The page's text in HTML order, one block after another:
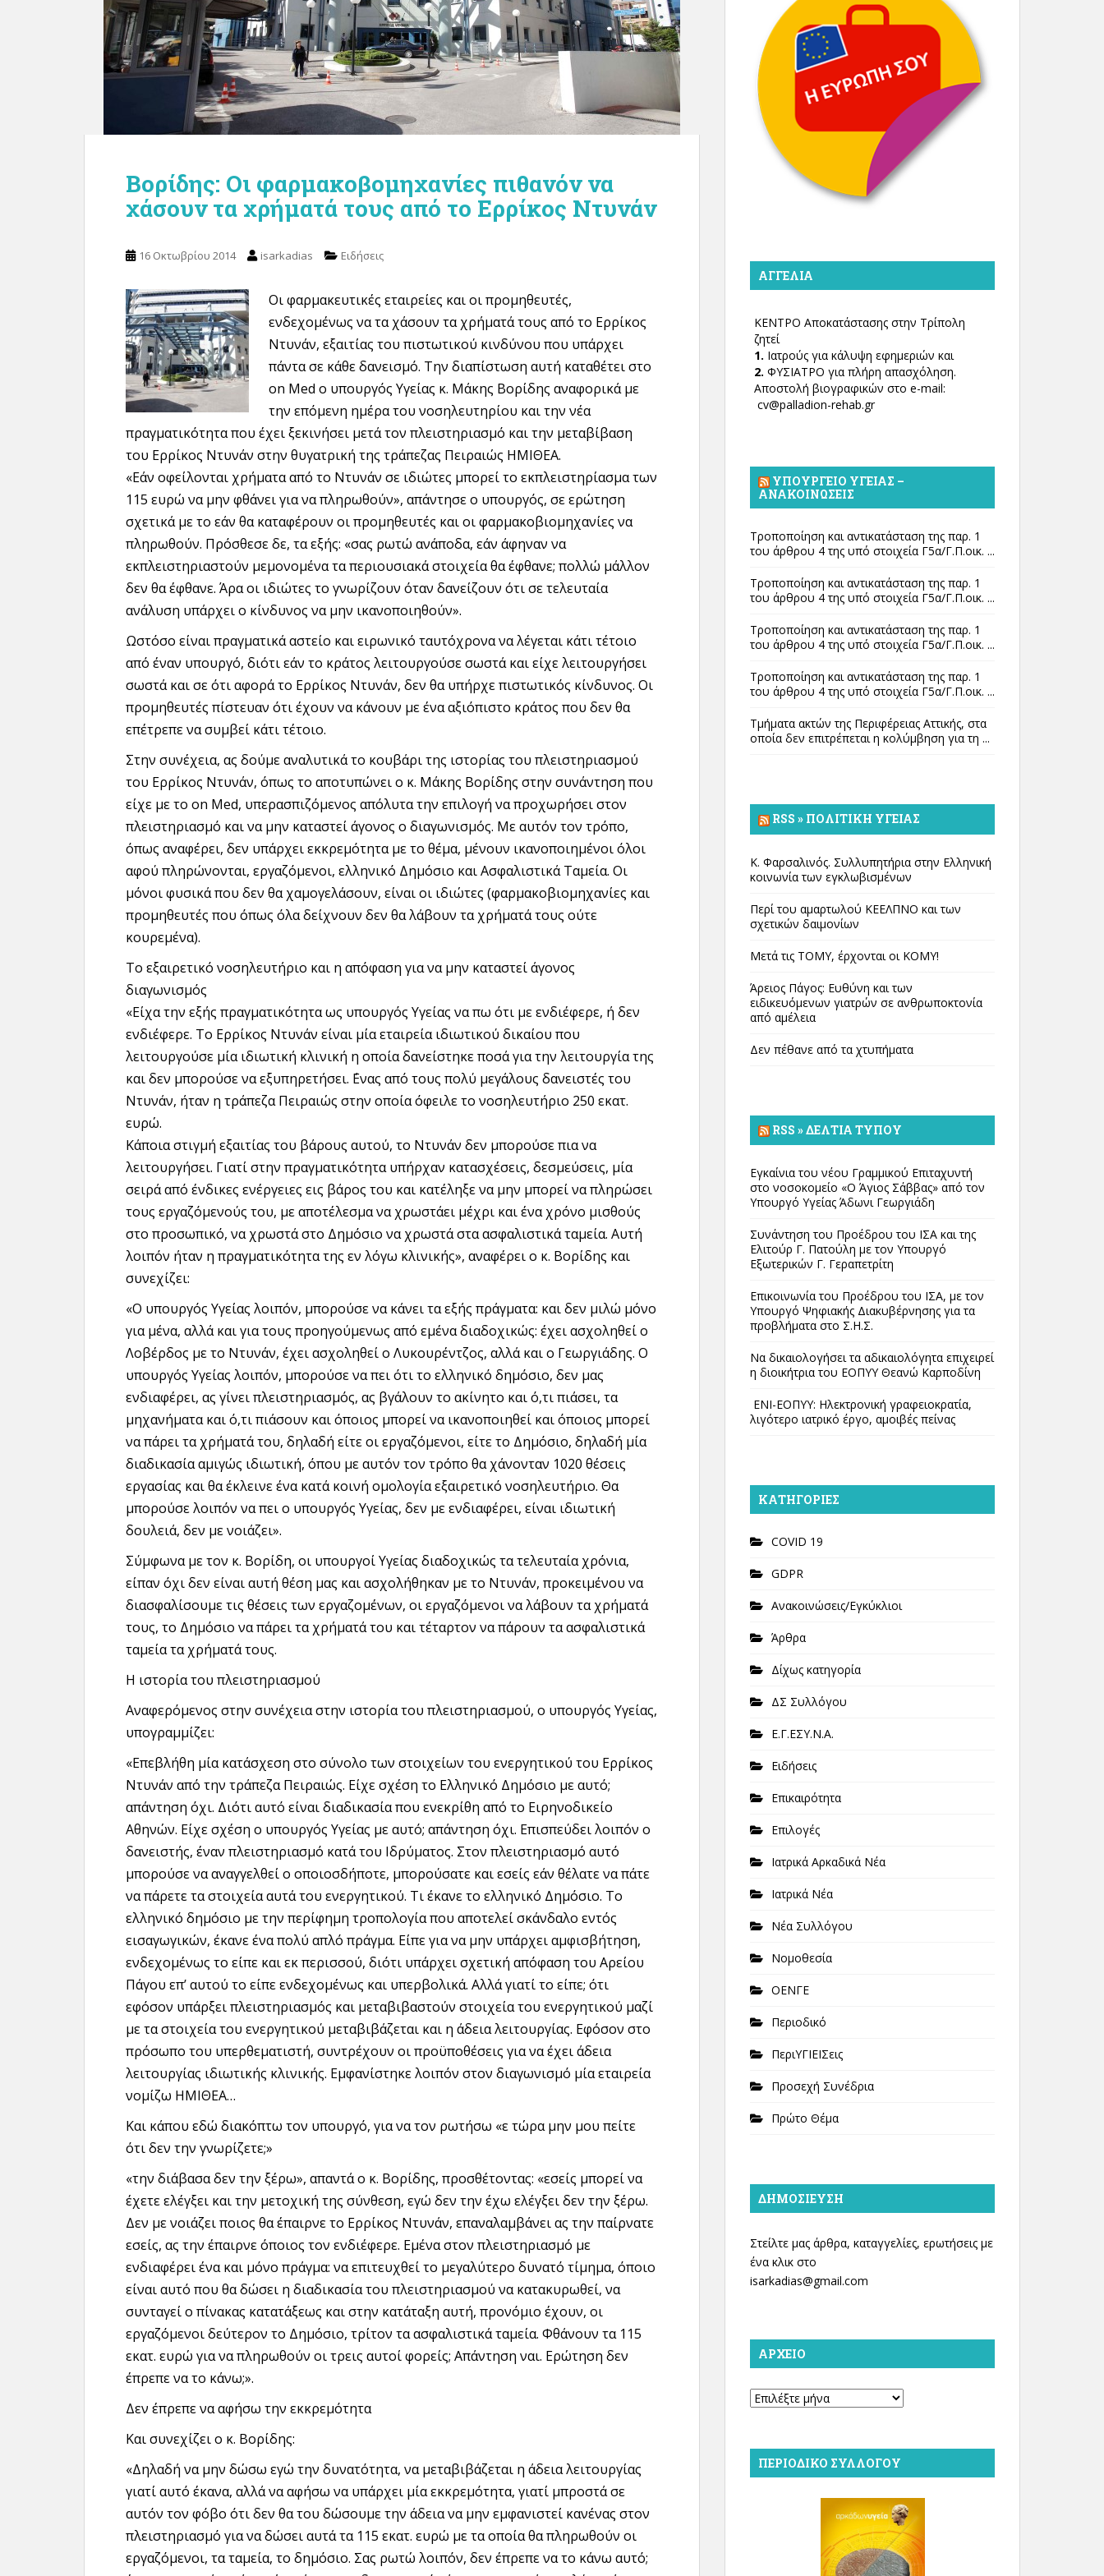
Βορίδης: Οι φαρμακοβομηχανίες πιθανόν να
χάσουν τα χρήματά τους από το Ερρίκος Ντυνάν
16 Οκτωβρίου 2014 isarkadias Ειδήσεις
Οι φαρμακευτικές εταιρείες και οι προμηθευτές,
ενδεχομένως να τα χάσουν τα χρήματά τους από το Ερρίκος
Ντυνάν, εξαιτίας του πιστωτικού κινδύνου που υπάρχει
πάντα σε κάθε δανεισμό. Την διαπίστωση αυτή καταθέτει στο
on Med ο υπουργός Υγείας κ. Μάκης Βορίδης αναφορικά με
την επόμενη ημέρα του νοσηλευτηρίου και την νέα
πραγματικότητα που έχει ξεκινήσει μετά τον πλειστηριασμό και την μεταβίβαση
του Ερρίκος Ντυνάν στην θυγατρική της τράπεζας Πειραιώς ΗΜΙΘΕΑ.
«Εάν οφείλονται χρήματα από το Ντυνάν σε ιδιώτες μπορεί το εκπλειστηρίασμα των
115 ευρώ να μην φθάνει για να πληρωθούν», απάντησε ο υπουργός, σε ερώτηση
σχετικά με το εάν θα καταφέρουν οι προμηθευτές και οι φαρμακοβιομηχανίες να
πληρωθούν. Πρόσθεσε δε, τα εξής: «σας ρωτώ ανάποδα, εάν άφηναν να
εκπλειστηριαστούν μεμονομένα τα περιουσιακά στοιχεία θα έφθανε; πολλώ μάλλον
δεν θα έφθανε. Άρα οι ιδιώτες το γνωρίζουν όταν δανείζουν ότι σε τελευταία
ανάλυση υπάρχει ο κίνδυνος να μην ικανοποιηθούν».
Ωστόσο είναι πραγματικά αστείο και ειρωνικό ταυτόχρονα να λέγεται κάτι τέτοιο
από έναν υπουργό, διότι εάν το κράτος λειτουργούσε σωστά και είχε λειτουργήσει
σωστά και σε ότι αφορά το Ερρίκος Ντυνάν, δεν θα υπήρχε πιστωτικός κίνδυνος. Οι
προμηθευτές πίστευαν ότι έχουν να κάνουν με ένα αξιόπιστο κράτος που δεν θα
επέτρεπε να συμβεί κάτι τέτοιο.
Στην συνέχεια, ας δούμε αναλυτικά το κουβάρι της ιστορίας του πλειστηριασμού
του Ερρίκος Ντυνάν, όπως το αποτυπώνει ο κ. Μάκης Βορίδης στην συνάντηση που
είχε με το on Med, υπερασπιζόμενος απόλυτα την επιλογή να προχωρήσει στον
πλειστηριασμό και να μην καταστεί άγονος ο διαγωνισμός. Με αυτόν τον τρόπο,
όπως αναφέρει, δεν υπάρχει εκκρεμότητα με το θέμα, μένουν ικανοποιημένοι όλοι
αφού πληρώνονται, εργαζόμενοι, ελληνικό Δημόσιο και Ασφαλιστικά Ταμεία. Οι
μόνοι φυσικά που δεν θα χαμογελάσουν, είναι οι ιδιώτες (φαρμακοβιομηχανίες και
προμηθευτές που όπως όλα δείχνουν δεν θα λάβουν τα χρήματά τους ούτε
κουρεμένα).
Το εξαιρετικό νοσηλευτήριο και η απόφαση για να μην καταστεί άγονος
διαγωνισμός
«Είχα την εξής πραγματικότητα ως υπουργός Υγείας να πω ότι με ενδιέφερε, ή δεν
ενδιέφερε. Το Ερρίκος Ντυνάν είναι μία εταιρεία ιδιωτικού δικαίου που
λειτουργούσε μία ιδιωτική κλινική η οποία δανείστηκε ποσά για την λειτουργία της
και δεν μπορούσε να εξυπηρετήσει. ΄Ενας από τους πολύ μεγάλους δανειστές του
Ντυνάν, ήταν η τράπεζα Πειραιώς στην οποία όφειλε το νοσηλευτήριο 250 εκατ.
ευρώ.
Κάποια στιγμή εξαιτίας του βάρους αυτού, το Ντυνάν δεν μπορούσε πια να
λειτουργήσει. Γιατί στην πραγματικότητα υπήρχαν κατασχέσεις, δεσμεύσεις, μία
σειρά από ένδικες ενέργειες εις βάρος του και κατέληξε να μην μπορεί να πληρώσει
τους εργαζόμενούς του, με αποτέλεσμα να χρωστάει μέχρι και ένα χρόνο μισθούς
στο προσωπικό, να χρωστά στο Δημόσιο να χρωστά στα ασφαλιστικά ταμεία. Αυτή
λοιπόν ήταν η πραγματικότητα της εν λόγω κλινικής», αναφέρει ο κ. Βορίδης και
συνεχίζει:
«Ο υπουργός Υγείας λοιπόν, μπορούσε να κάνει τα εξής πράγματα: και δεν μιλώ μόνο
για μένα, αλλά και για τους προηγούμενως από εμένα διαδοχικώς: έχει ασχοληθεί ο
Λοβέρδος με το Ντυνάν, έχει ασχοληθεί ο Λυκουρέντζος, αλλά και ο Γεωργιάδης. Ο
υπουργός Υγείας λοιπόν, μπορούσε να πει ότι το ελληνικό δημόσιο, δεν μας
ενδιαφέρει, ας γίνει πλειστηριασμός, ας βγάλουν το ακίνητο και ό,τι πιάσει, τα
μηχανήματα και ό,τι πιάσουν και όποιος μπορεί να ικανοποιηθεί και όποιος μπορεί
να πάρει τα χρήματά του, δηλαδή είτε οι εργαζόμενοι, είτε το Δημόσιο, δηλαδή μία
διαδικασία αμιγώς ιδιωτική, όπου με αυτόν τον τρόπο θα χάνονταν 1020 θέσεις
εργασίας και θα έκλεινε ένα κατά κοινή ομολογία εξαιρετικό νοσηλευτήριο. Θα
μπορούσε λοιπόν να πει ο υπουργός Υγείας, δεν με ενδιαφέρει, είναι ιδιωτική
δουλειά, δεν με νοιάζει».
Σύμφωνα με τον κ. Βορίδη, οι υπουργοί Υγείας διαδοχικώς τα τελευταία χρόνια,
είπαν όχι δεν είναι αυτή θέση μας και ασχολήθηκαν με το Ντυνάν, προκειμένου να
διασφαλίσουμε τις θέσεις των εργαζομένων, οι εργαζόμενοι να λάβουν τα χρήματά
τους, το Δημόσιο να πάρει τα χρήματά του και τέταρτον να πάρουν τα ασφαλιστικά
ταμεία τα χρήματά τους.
Η ιστορία του πλειστηριασμού
Αναφερόμενος στην συνέχεια στην ιστορία του πλειστηριασμού, ο υπουργός Υγείας,
υπογραμμίζει:
«Επεβλήθη μία κατάσχεση στο σύνολο των στοιχείων του ενεργητικού του Ερρίκος
Ντυνάν από την τράπεζα Πειραιώς. Είχε σχέση το Ελληνικό Δημόσιο με αυτό;
απάντηση όχι. Διότι αυτό είναι διαδικασία που ενεκρίθη από το Ειρηνοδικείο
Αθηνών. Είχε σχέση ο υπουργός Υγείας με αυτό; απάντηση όχι. Επισπεύδει λοιπόν ο
δανειστής, έναν πλειστηριασμό κατά του Ιδρύματος. Στον πλειστηριασμό αυτό
μπορούσε να αναγγελθεί ο οποιοσδήποτε, μπορούσατε και εσείς εάν θέλατε να πάτε
να πάρετε τα στοιχεία αυτά του ενεργητικού. Τι έκανε το ελληνικό Δημόσιο. Το
ελληνικό δημόσιο με την περίφημη τροπολογία που αποτελεί σκάνδαλο εντός
εισαγωγικών, έκανε ένα πολύ απλό πράγμα. Είπε για να μην υπάρχει αμφισβήτηση,
ενδεχομένως το είπε και εκ περισσού, διότι υπάρχει σχετική απόφαση του Αρείου
Πάγου επ’ αυτού το είπε ενδεχομένως και υπερβολικά. Αλλά γιατί το είπε; ότι
εφόσον υπάρξει πλειστηριασμός και μεταβιβαστούν στοιχεία του ενεργητικού μαζί
με τα στοιχεία του ενεργητικού μεταβιβάζεται και η άδεια λειτουργίας. Εφόσον στο
πρόσωπο του υπερθεματιστή, συντρέχουν οι προϋποθέσεις για να έχει άδεια
λειτουργίας ιδιωτικής κλινικής. Εμφανίστηκε λοιπόν στον διαγωνισμό μία εταιρεία
νομίζω ΗΜΙΘΕΑ…
Και κάπου εδώ διακόπτω τον υπουργό, για να τον ρωτήσω «ε τώρα μην μου πείτε
ότι δεν την γνωρίζετε;»
«την διάβασα δεν την ξέρω», απαντά ο κ. Βορίδης, προσθέτοντας: «εσείς μπορεί να
έχετε ελέγξει και την μετοχική της σύνθεση, εγώ δεν την έχω ελέγξει δεν την ξέρω.
Δεν με νοιάζει ποιος θα έπαιρνε το Ερρίκος Ντυνάν, επαναλαμβάνει ας την παίρνατε
εσείς, ας την έπαιρνε όποιος τον ενδιέφερε. Εμένα στον πλειστηριασμό με
ενδιαφέρει ένα και μόνο πράγμα: να επιτευχθεί το μεγαλύτερο δυνατό τίμημα, όποιο
είναι αυτό που θα δώσει η διαδικασία του πλειστηριασμού να κατακυρωθεί, να
συνταγεί ο πίνακας κατατάξεως και στην κατάταξη αυτή, προνόμιο έχουν, οι
εργαζόμενοι δεύτερον το Δημόσιο, τρίτον τα ασφαλιστικά ταμεία. Φθάνουν τα 115
εκατ. ευρώ για να πληρωθούν οι τρεις αυτοί φορείς; Απάντηση ναι. Ερώτηση δεν
έπρεπε να το κάνω;».
Δεν έπρεπε να αφήσω την εκκρεμότητα
Και συνεχίζει ο κ. Βορίδης:
«Δηλαδή να μην δώσω εγώ την δυνατότητα, να μεταβιβάζεται η άδεια λειτουργίας
γιατί αυτό έκανα, αλλά να αφήσω να υπάρχει μία εκκρεμότητα, γιατί μπροστά σε
αυτόν τον φόβο ότι δεν θα του δώσουμε την άδεια να μην εμφανιστεί κανένας στον
πλειστηριασμό για να δώσει αυτά τα 115 εκατ. ευρώ με τα οποία θα πληρωθούν οι
εργαζόμενοι, τα ταμεία, το δημόσιο. Σας ρωτώ λοιπόν, δεν έπρεπε να το κάνω αυτό;
ΑΓΓΕΛΊΑ
ΚΕΝΤΡΟ Αποκατάστασης στην Τρίπολη
ζητεί
1. Ιατρούς για κάλυψη εφημεριών και
2. ΦΥΣΙΑΤΡΟ για πλήρη απασχόληση.
Αποστολή βιογραφικών στο e-mail:
cv@palladion-rehab.gr
ΥΠΟΥΡΓΕΊΟ ΥΓΕΊΑΣ –
ΑΝΑΚΟΙΝΏΣΕΙΣ
Τροποποίηση και αντικατάσταση της παρ. 1
του άρθρου 4 της υπό στοιχεία Γ5α/Γ.Π.οικ. ...
Τροποποίηση και αντικατάσταση της παρ. 1
του άρθρου 4 της υπό στοιχεία Γ5α/Γ.Π.οικ. ...
Τροποποίηση και αντικατάσταση της παρ. 1
του άρθρου 4 της υπό στοιχεία Γ5α/Γ.Π.οικ. ...
Τροποποίηση και αντικατάσταση της παρ. 1
του άρθρου 4 της υπό στοιχεία Γ5α/Γ.Π.οικ. ...
Τμήματα ακτών της Περιφέρειας Αττικής, στα
οποία δεν επιτρέπεται η κολύμβηση για τη ...
RSS » ΠΟΛΙΤΙΚΉ ΥΓΕΊΑΣ
Κ. Φαρσαλινός. Συλλυπητήρια στην Ελληνική
κοινωνία των εγκλωβισμένων
Περί του αμαρτωλού ΚΕΕΛΠΝΟ και των
σχετικών δαιμονίων
Μετά τις ΤΟΜΥ, έρχονται οι ΚΟΜΥ!
Άρειος Πάγος: Ευθύνη και των
ειδικευόμενων γιατρών σε ανθρωποκτονία
από αμέλεια
Δεν πέθανε από τα χτυπήματα
RSS » ΔΕΛΤΊΑ ΤΎΠΟΥ
Εγκαίνια του νέου Γραμμικού Επιταχυντή
στο νοσοκομείο «Ο Άγιος Σάββας» από τον
Υπουργό Υγείας Άδωνι Γεωργιάδη
Συνάντηση του Προέδρου του ΙΣΑ και της
Ελιτούρ Γ. Πατούλη με τον Υπουργό
Εξωτερικών Γ. Γεραπετρίτη
Επικοινωνία του Προέδρου του ΙΣΑ, με τον
Υπουργό Ψηφιακής Διακυβέρνησης για τα
προβλήματα στο Σ.Η.Σ.
Να δικαιολογήσει τα αδικαιολόγητα επιχειρεί
η διοικήτρια του ΕΟΠΥΥ Θεανώ Καρποδίνη
ΕΝΙ-ΕΟΠΥΥ: Ηλεκτρονική γραφειοκρατία,
λιγότερο ιατρικό έργο, αμοιβές πείνας
KΑΤΗΓΟΡΊΕΣ
COVID 19
GDPR
Ανακοινώσεις/Εγκύκλιοι
Άρθρα
Δίχως κατηγορία
ΔΣ Συλλόγου
Ε.Γ.ΕΣΥ.Ν.Α.
Ειδήσεις
Επικαιρότητα
Επιλογές
Ιατρικά Αρκαδικά Νέα
Ιατρικά Νέα
Νέα Συλλόγου
Νομοθεσία
ΟΕΝΓΕ
Περιοδικό
ΠεριΥΓΙΕΙΣεις
Προσεχή Συνέδρια
Πρώτο Θέμα
ΔΗΜΟΣΊΕΥΣΗ
Στείλτε μας άρθρα, καταγγελίες, ερωτήσεις με
ένα κλικ στο
isarkadias@gmail.com
ΑΡΧΕΊΟ
Αρχείο
ΠΕΡΙΟΔΙΚΌ ΣΥΛΛΌΓΟΥ